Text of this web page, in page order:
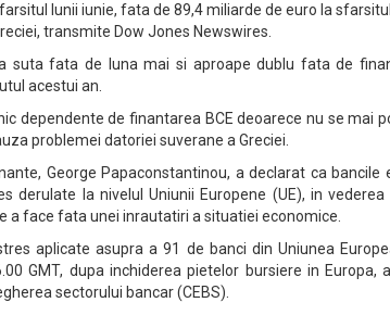
lunii iunie, fata de 89,4 miliarde de euro la
transmite Dow Jones Newswires.
suta fata de luna mai si aproape dublu fata de
acestui an.
dependente de finantarea BCE deoarece nu se mai
problemei datoriei suverane a Greciei.
George Papaconstantinou, a declarat ca
derulate la nivelul Uniunii Europene (UE), in
a face fata unei inrautatiri a situatiei economice.
aplicate asupra a 91 de banci din Uniunea
GMT, dupa inchiderea pietelor bursiere in Europa,
sectorului bancar (CEBS).